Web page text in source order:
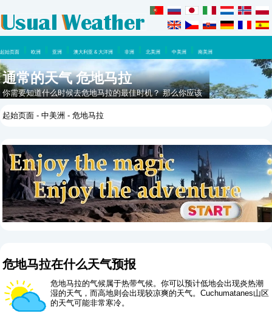
起始页面 欧洲 亚洲 澳大利亚 & 大洋洲 非洲 北美洲 中美洲 南美洲
通常的天气 危地马拉
你需要知道什么时候去危地马拉的最佳时机？ 那么你应该
起始页面 -中美洲 - 危地马拉
危地马拉在什么天气预报
危地马拉的气候属于热带气候。你可以预计低地会出现炎热潮
湿的天气，而高地则会出现较凉爽的天气。Cuchumatanes山区
的天气可能非常寒冷。